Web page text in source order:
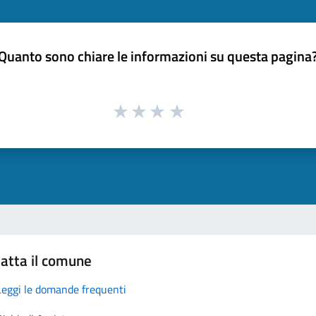
sono chiare le informazioni su questa
il comune
le domande frequenti